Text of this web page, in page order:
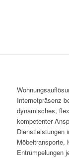
Internetpräsenz
dynamisches,
kompetenter
Dienstleistungen
Möbeltransporte,
Entrümpelungen